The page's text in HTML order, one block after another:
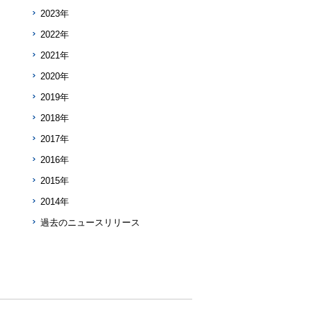
2023年
2022年
2021年
2020年
2019年
2018年
2017年
2016年
2015年
2014年
過去のニュースリリース